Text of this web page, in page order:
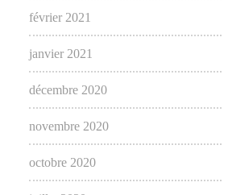
février 2021
janvier 2021
décembre 2020
novembre 2020
octobre 2020